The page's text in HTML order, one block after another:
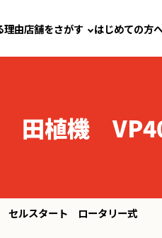
理由店舗をさがす はじめての方
田植機
ルスタート ロータリー式